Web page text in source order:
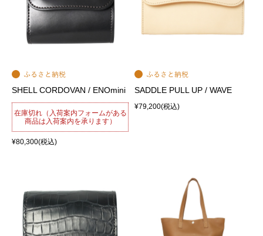
SHELL CORDOVAN / ENOmini
在庫切れ（入荷案内フォームがある
商品は入荷案内を承ります）
¥80,300(税込)
SADDLE PULL UP / WAVE
¥79,200(税込)